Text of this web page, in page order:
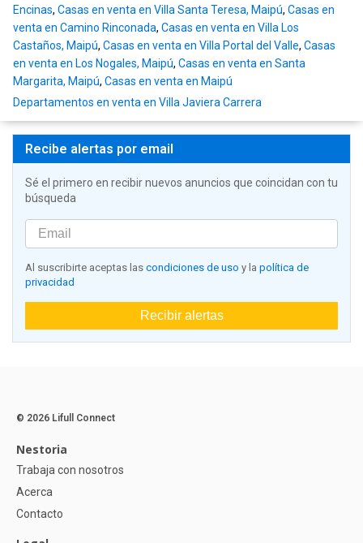
Encinas, Casas en venta en Villa Santa Teresa, Maipú, Casas en
venta en Camino Rinconada, Casas en venta en Villa Los
Castaños, Maipú, Casas en venta en Villa Portal del Valle, Casas
en venta en Los Nogales, Maipú, Casas en venta en Santa
Margarita, Maipú, Casas en venta en Maipú
Departamentos en venta en Villa Javiera Carrera
Recibe alertas por email
Sé el primero en recibir nuevos anuncios que coincidan con tu
búsqueda
Al suscribirte aceptas las condiciones de uso y la política de
privacidad
Recibir alertas
© 2026 Lifull Connect
Nestoria
Trabaja con nosotros
Acerca
Contacto